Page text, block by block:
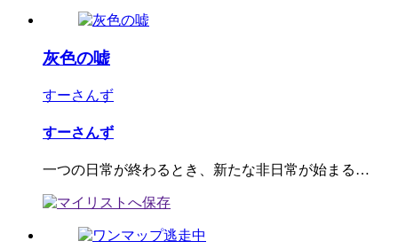
灰色の嘘
すーさんず
すーさんず
一つの日常が終わるとき、新たな非日常が始まる…